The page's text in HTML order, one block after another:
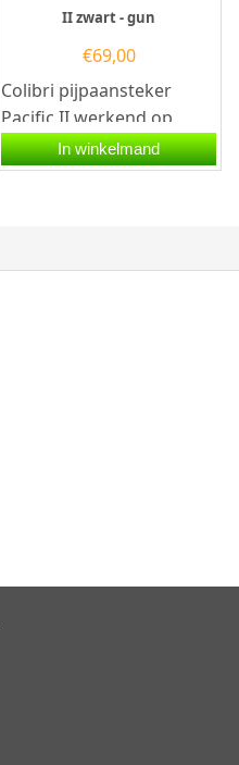
II zwart - gun
€69,00
Colibri pijpaansteker
Pacific II werkend op
butaangas. ...
In winkelmand